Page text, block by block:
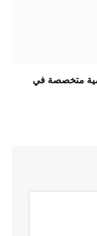
متخصصة في